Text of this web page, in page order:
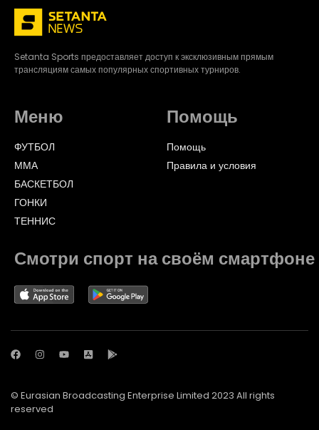
Setanta Sports предоставляет доступ к эксклюзивным прямым
трансляциям самых популярных спортивных турниров.
Меню
ФУТБОЛ
ММА
БАСКЕТБОЛ
ГОНКИ
ТЕННИС
Помощь
Помощь
Правила и условия
Смотри спорт на своём смартфоне
© Eurasian Broadcasting Enterprise Limited 2023 All rights
reserved